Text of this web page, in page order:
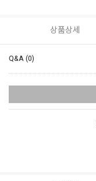
상품상세
Q&A (0)